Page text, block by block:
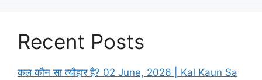
Recent Posts
कल कौन सा त्यौहार है? 02 June, 2026 | Kal Kaun Sa